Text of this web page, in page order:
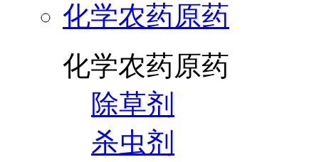
化学农药原药
化学农药原药
除草剂
杀虫剂